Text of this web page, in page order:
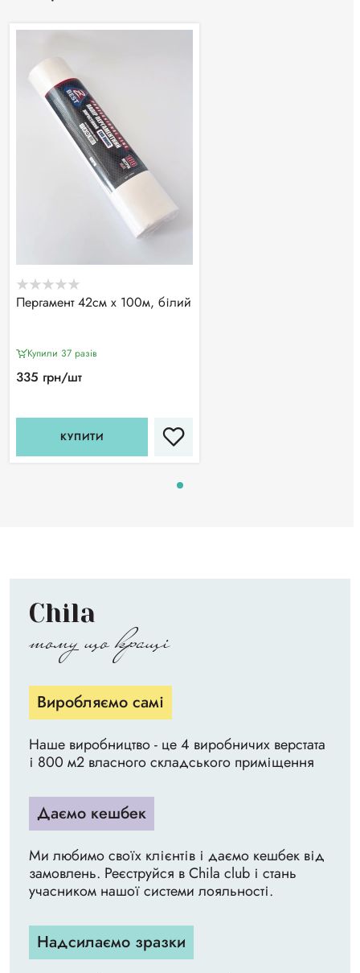
Пергамент 42см х 100м, білий
Купили 37 разiв
335 грн/шт
КУПИТИ
Chila
тому що кращі
Виробляємо самі
Наше виробництво - це 4 виробничих верстата
і 800 м2 власного складського приміщення
Даємо кешбек
Ми любимо своїх клієнтів і даємо кешбек від
замовлень. Реєструйся в Chila club і стань
учасником нашої системи лояльності.
Надсилаємо зразки